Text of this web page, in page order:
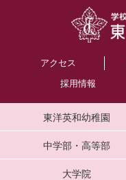
アクセス
採用情報
東洋英和幼稚園
中学部・高等部
大学院